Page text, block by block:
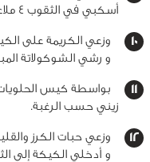
أسكبي في الثقوب 4 ملاعق كبيرة من عصير الكرز
وزعي الكريمة على
و رشي الشوكولاتة
بواسطة كيس
زيني حسب الرغبة.
وزعي حبات الكرز
و أدخلي الكيكة إلى